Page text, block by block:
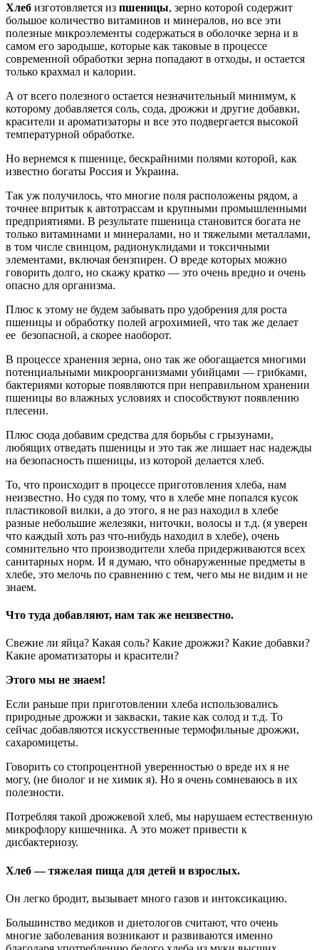
Хлеб изготовляется из пшеницы, зерно которой содержит
большое количество витаминов и минералов, но все эти
полезные микроэлементы содержаться в оболочке зерна и в
самом его зародыше, которые как таковые в процессе
современной обработки зерна попадают в отходы, и остается
только крахмал и калории.
А от всего полезного остается незначительный минимум, к
которому добавляется соль, сода, дрожжи и другие добавки,
красители и ароматизаторы и все это подвергается высокой
температурной обработке.
Но вернемся к пшенице, бескрайними полями которой, как
известно богаты Россия и Украина.
Так уж получилось, что многие поля расположены рядом, а
точнее впритык к автотрассам и крупными промышленными
предприятиями. В результате пшеница становится богата не
только витаминами и минералами, но и тяжелыми металлами,
в том числе свинцом, радионуклидами и токсичными
элементами, включая бензпирен. О вреде которых можно
говорить долго, но скажу кратко — это очень вредно и очень
опасно для организма.
Плюс к этому не будем забывать про удобрения для роста
пшеницы и обработку полей агрохимией, что так же делает
ее безопасной, а скорее наоборот.
В процессе хранения зерна, оно так же обогащается многими
потенциальными микроорганизмами убийцами — грибками,
бактериями которые появляются при неправильном хранении
пшеницы во влажных условиях и способствуют появлению
плесени.
Плюс сюда добавим средства для борьбы с грызунами,
любящих отведать пшеницы и это так же лишает нас надежды
на безопасность пшеницы, из которой делается хлеб.
То, что происходит в процессе приготовления хлеба, нам
неизвестно. Но судя по тому, что в хлебе мне попался кусок
пластиковой вилки, а до этого, я не раз находил в хлебе
разные небольшие железяки, ниточки, волосы и т.д. (я уверен
что каждый хоть раз что-нибудь находил в хлебе), очень
сомнительно что производители хлеба придерживаются всех
санитарных норм. И я думаю, что обнаруженные предметы в
хлебе, это мелочь по сравнению с тем, чего мы не видим и не
знаем.
Что туда добавляют, нам так же неизвестно.
Свежие ли яйца? Какая соль? Какие дрожжи? Какие добавки?
Какие ароматизаторы и красители?
Этого мы не знаем!
Если раньше при приготовлении хлеба использовались
природные дрожжи и закваски, такие как солод и т.д. То
сейчас добавляются искусственные термофильные дрожжи,
сахаромицеты.
Говорить со стопроцентной уверенностью о вреде их я не
могу, (не биолог и не химик я). Но я очень сомневаюсь в их
полезности.
Потребляя такой дрожжевой хлеб, мы нарушаем естественную
микрофлору кишечника. А это может привести к
дисбактериозу.
Хлеб — тяжелая пища для детей и взрослых.
Он легко бродит, вызывает много газов и интоксикацию.
Большинство медиков и диетологов считают, что очень
многие заболевания возникают и развиваются именно